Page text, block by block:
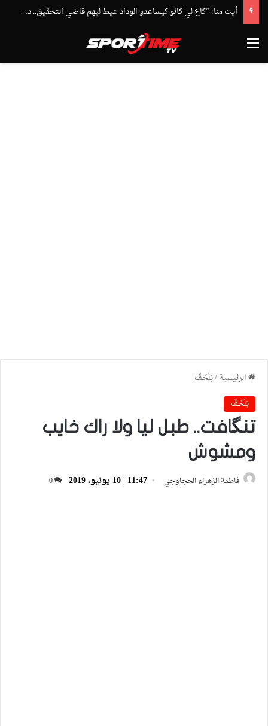
أيت منا: “كاع لي كانو كيساعدو الوداد عيط ليهم قاضي التحقيق.. دابا حتى شي واحد ما بقا باغي يعاون”
القائمة
الرئيسية/بْلْخَفّ
بْلْخَفّ
تنگافت.. طبل ليا ولا راك خايب
ومشوش
فاطمة الزهراء الحجاوجي 11:47 | 10 يونيو، 2019 0